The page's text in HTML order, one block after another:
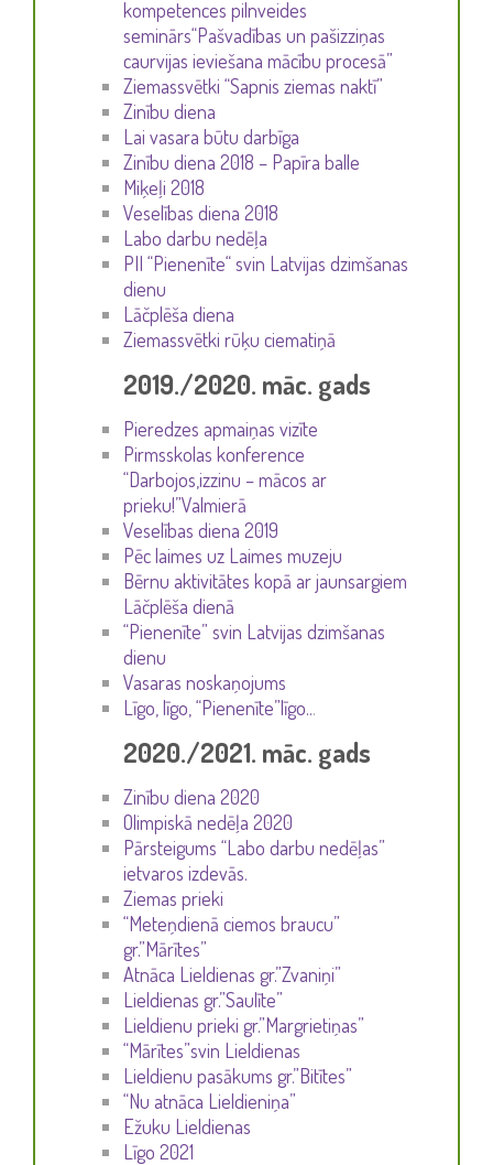
kompetences pilnveides
seminārs“Pašvadības un pašizziņas
caurvijas ieviešana mācību procesā”
Ziemassvētki “Sapnis ziemas naktī”
Zinību diena
Lai vasara būtu darbīga
Zinību diena 2018 – Papīra balle
Miķeļi 2018
Veselības diena 2018
Labo darbu nedēļa
PII “Pienenīte“ svin Latvijas dzimšanas
dienu
Lāčplēša diena
Ziemassvētki rūķu ciematiņā
2019./2020. māc. gads
Pieredzes apmaiņas vizīte
Pirmsskolas konference
“Darbojos,izzinu – mācos ar
prieku!”Valmierā
Veselības diena 2019
Pēc laimes uz Laimes muzeju
Bērnu aktivitātes kopā ar jaunsargiem
Lāčplēša dienā
“Pienenīte” svin Latvijas dzimšanas
dienu
Vasaras noskaņojums
Līgo, līgo, “Pienenīte”līgo...
2020./2021. māc. gads
Zinību diena 2020
Olimpiskā nedēļa 2020
Pārsteigums “Labo darbu nedēļas”
ietvaros izdevās.
Ziemas prieki
“Meteņdienā ciemos braucu”
gr.”Mārītes”
Atnāca Lieldienas gr.”Zvaniņi”
Lieldienas gr.”Saulīte”
Lieldienu prieki gr.”Margrietiņas”
“Mārītes”svin Lieldienas
Lieldienu pasākums gr.”Bitītes”
“Nu atnāca Lieldieniņa”
Ežuku Lieldienas
Līgo 2021